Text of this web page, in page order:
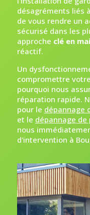
désagréments liés
de vous rendre un
sécurisé dans les
approche clé en
réactif.
Un
compromettre
pourquoi nous
réparation rapide.
pour le dépannage
et le dépannage
nous
d'intervention à